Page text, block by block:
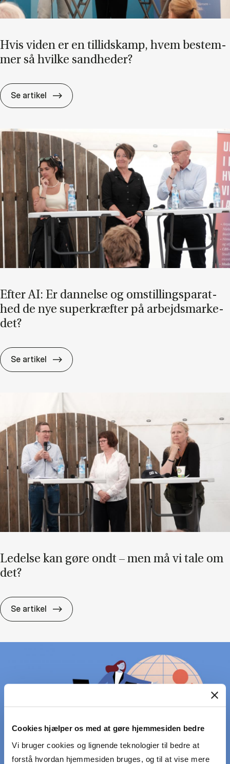
Cookies hjælper os med at gøre hjemmesiden bedre
Vi bruger cookies og lignende teknologier til bedre at
forstå hvordan hjemmesiden bruges, og til at vise mere
Hvis vi­den er en til­lids­kamp, hvem be­stem­
mer så hvil­ke sand­he­der?
Se artikel Hvis vi­den er en til­lids­kamp, hvem
Ef­ter AI: Er dan­nel­se og om­stil­lings­pa­rat­
hed de nye su­per­kræf­ter på ar­bejds­mar­ke­
det?
Se artikel Ef­ter AI: Er dan­nel­se og
Le­del­se kan gøre ondt – men må vi tale om
det?
Se artikel Le­del­se kan gøre ondt – men må vi tale om